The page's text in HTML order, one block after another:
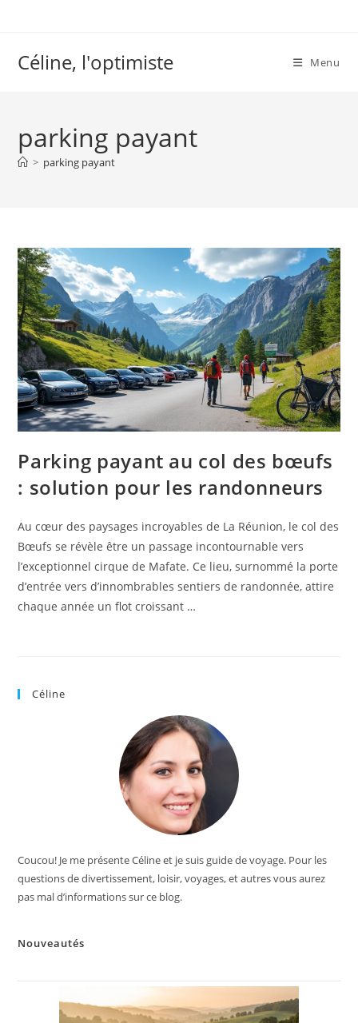
Céline, l'optimiste Menu
parking payant
> parking payant
Parking payant au col des bœufs
: solution pour les randonneurs
Au cœur des paysages incroyables de La Réunion, le col des
Bœufs se révèle être un passage incontournable vers
l’exceptionnel cirque de Mafate. Ce lieu, surnommé la porte
d’entrée vers d’innombrables sentiers de randonnée, attire
chaque année un flot croissant …
Céline
Coucou! Je me présente Céline et je suis guide de voyage. Pour les
questions de divertissement, loisir, voyages, et autres vous aurez
pas mal d’informations sur ce blog.
Nouveautés